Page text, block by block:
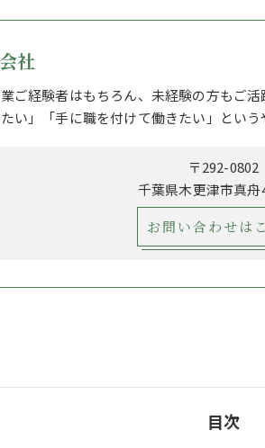
社
ご経験者はもちろん、未経験の方もご
たい」「手に職を付けて働きたい」とい
〒292-0802
千葉県木更津市真
お問い合わせは
目次